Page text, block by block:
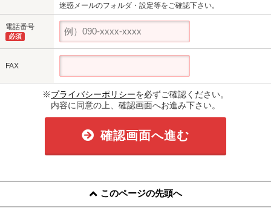
迷惑メールのフォルダ・設定等をご確認下さい。
電話番号
必須
FAX
※プライバシーポリシーを必ずご確認ください。
内容に同意の上、確認画面へお進み下さい。
確認画面へ進む
このページの先頭へ